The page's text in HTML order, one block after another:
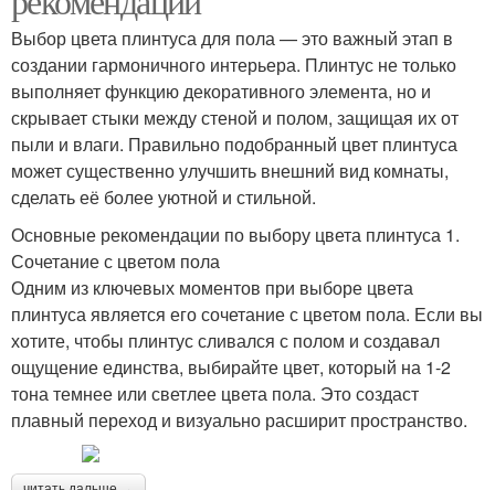
Выбор цвета плинтуса для пола — это важный этап в
создании гармоничного интерьера. Плинтус не только
выполняет функцию декоративного элемента, но и
скрывает стыки между стеной и полом, защищая их от
пыли и влаги. Правильно подобранный цвет плинтуса
может существенно улучшить внешний вид комнаты,
сделать её более уютной и стильной.
Основные рекомендации по выбору цвета плинтуса 1.
Сочетание с цветом пола
Одним из ключевых моментов при выборе цвета
плинтуса является его сочетание с цветом пола. Если вы
хотите, чтобы плинтус сливался с полом и создавал
ощущение единства, выбирайте цвет, который на 1-2
тона темнее или светлее цвета пола. Это создаст
плавный переход и визуально расширит пространство.